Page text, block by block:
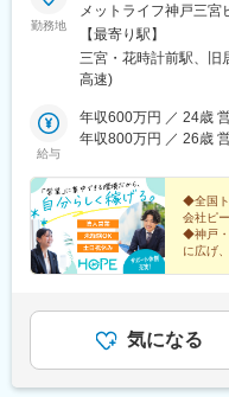
勤務地
メットライフ神戸三宮
ノ宮駅」より徒歩5分
に濡れずに出勤可能♪
神や地下鉄からもアク
【最寄り駅】
三宮・花時計前駅、旧
高速)
給与
年収600万円 ／ 24歳
年収800万円 ／ 26歳
◆全国ト
会社ピ
◆神戸・
に広げ
気になる